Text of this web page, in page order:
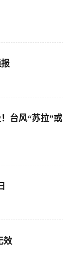
台风“苏拉”或
效